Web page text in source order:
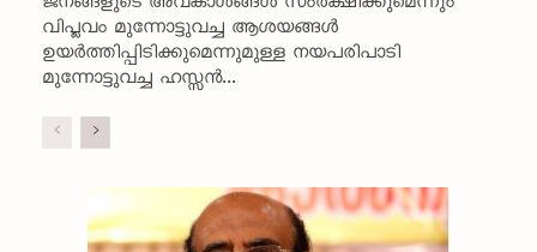
വിപ്ലവം മുന്നോട്ടുവച്ച ആശയങ്ങൾ
ഉയർത്തിപ്പിടിക്കുമെന്നുമുള്ള നയപരിപാടി
മുന്നോട്ടുവച്ച ഹസ്സൻ...